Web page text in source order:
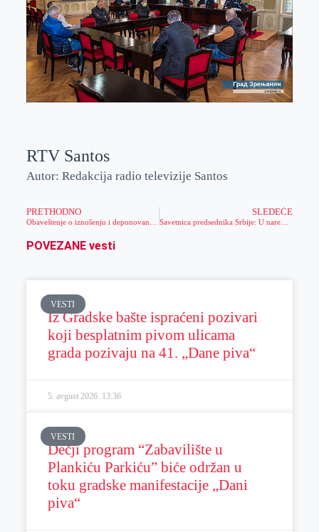
RTV Santos
Autor: Redakcija radio televizije Santos
PRETHODNO SLEDEĆE
POVEZANE vesti
VESTI
Iz Gradske bašte ispraćeni pozivari
koji besplatnim pivom ulicama
grada pozivaju na 41. „Dane piva“
5. avgust 2026. 13:36
VESTI
Dečji program “Zabavilište u
Plankiću Parkiću” biće održan u
toku gradske manifestacije „Dani
piva“